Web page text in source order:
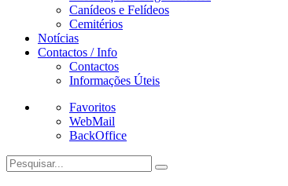
Canídeos e Felídeos
Cemitérios
Notícias
Contactos / Info
Contactos
Informações Úteis
Favoritos
WebMail
BackOffice